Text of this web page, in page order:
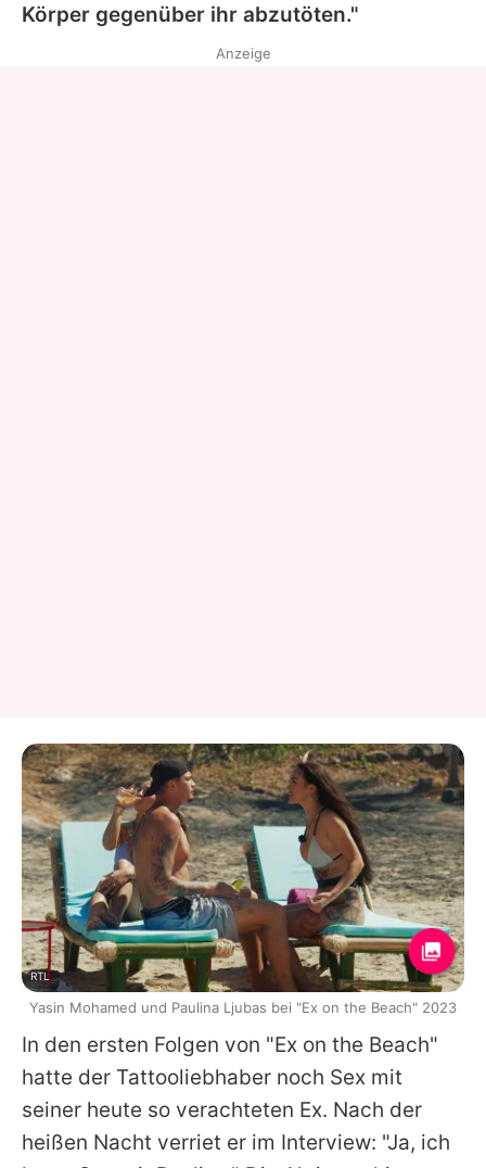
Körper gegenüber ihr abzutöten."
In den ersten Folgen von "Ex on the Beach"
hatte der Tattooliebhaber noch Sex mit
seiner heute so verachteten Ex. Nach der
heißen Nacht verriet er im Interview: "Ja, ich
Anzeige
RTL
Yasin Mohamed und Paulina Ljubas bei "Ex on the Beach" 2023